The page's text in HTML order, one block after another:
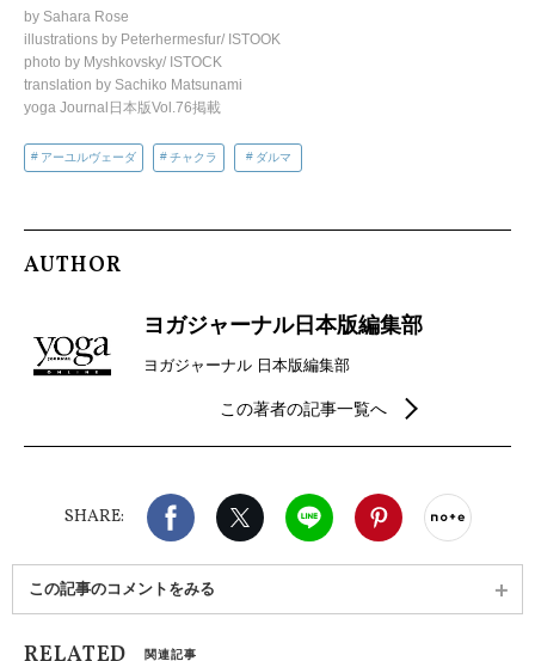
by Sahara Rose
illustrations by Peterhermesfur/ ISTOOK
photo by Myshkovsky/ ISTOCK
translation by Sachiko Matsunami
yoga Journal日本版Vol.76掲載
アーユルヴェーダ チャクラ ダルマ
AUTHOR
ヨガジャーナル日本版編集部
ヨガジャーナル 日本版編集部
この著者の記事一覧へ
SHARE:
Facebook X（旧twitter）
LINE Pinterest
この記事のコメントをみる
関連記事